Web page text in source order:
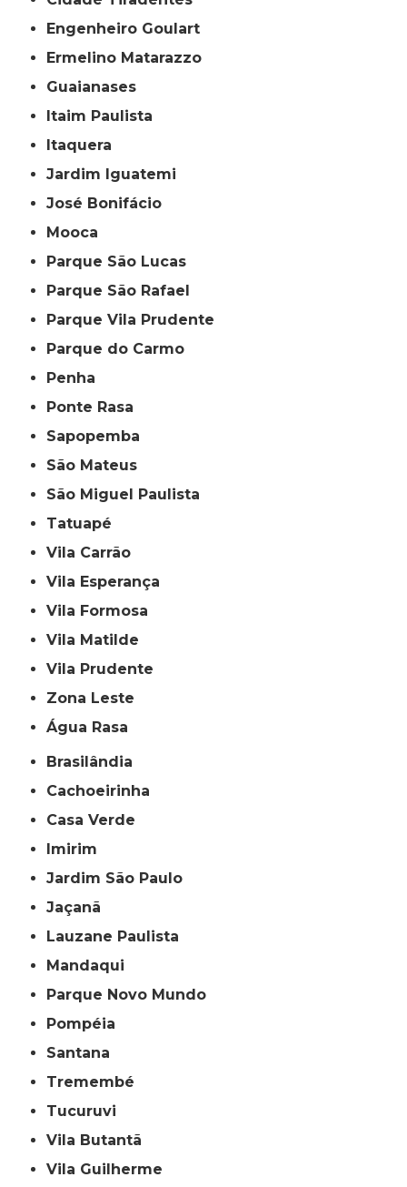
Engenheiro Goulart
Ermelino Matarazzo
Guaianases
Itaim Paulista
Itaquera
Jardim Iguatemi
José Bonifácio
Mooca
Parque São Lucas
Parque São Rafael
Parque Vila Prudente
Parque do Carmo
Penha
Ponte Rasa
Sapopemba
São Mateus
São Miguel Paulista
Tatuapé
Vila Carrão
Vila Esperança
Vila Formosa
Vila Matilde
Vila Prudente
Zona Leste
Água Rasa
Brasilândia
Cachoeirinha
Casa Verde
Imirim
Jardim São Paulo
Jaçanã
Lauzane Paulista
Mandaqui
Parque Novo Mundo
Pompéia
Santana
Tremembé
Tucuruvi
Vila Butantã
Vila Guilherme